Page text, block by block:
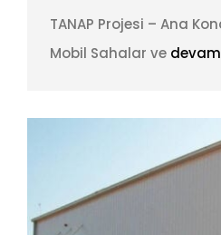
TANAP Projesi – Ana
Mobil Sahalar ve